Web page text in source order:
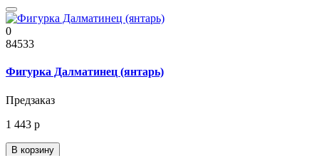
0
84533
Фигурка Далматинец (янтарь)
Предзаказ
1 443 р
В корзину